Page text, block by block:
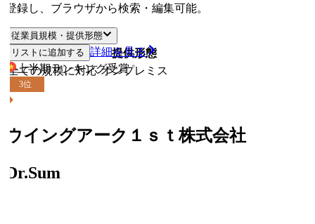
録し、ブラウザから検索・編集可能。
従業員規模・提供形態
従業員規模
提供形態
ての規模に対応 オンプレミス
リストに追加する 詳細を見る
上半期ランキング受賞
位
イングアーク１ｓｔ株式会社